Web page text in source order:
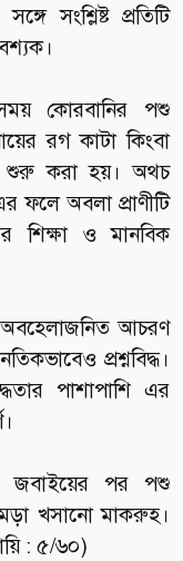
সংশ্লিষ্ট প্রতিটি
কোরবানির পশু
রগ কাটা কিংবা
শুরু করা হয়। অথচ
ফলে অবলা প্রাণীটি
শিক্ষা ও মানবিক
অবহেলাজনিত আচরণ
প্রশ্নবিদ্ধ।
পাশাপাশি এর
জবাইয়ের পর পশু
খসানো মাকরুহ।
: ৫/৬০)